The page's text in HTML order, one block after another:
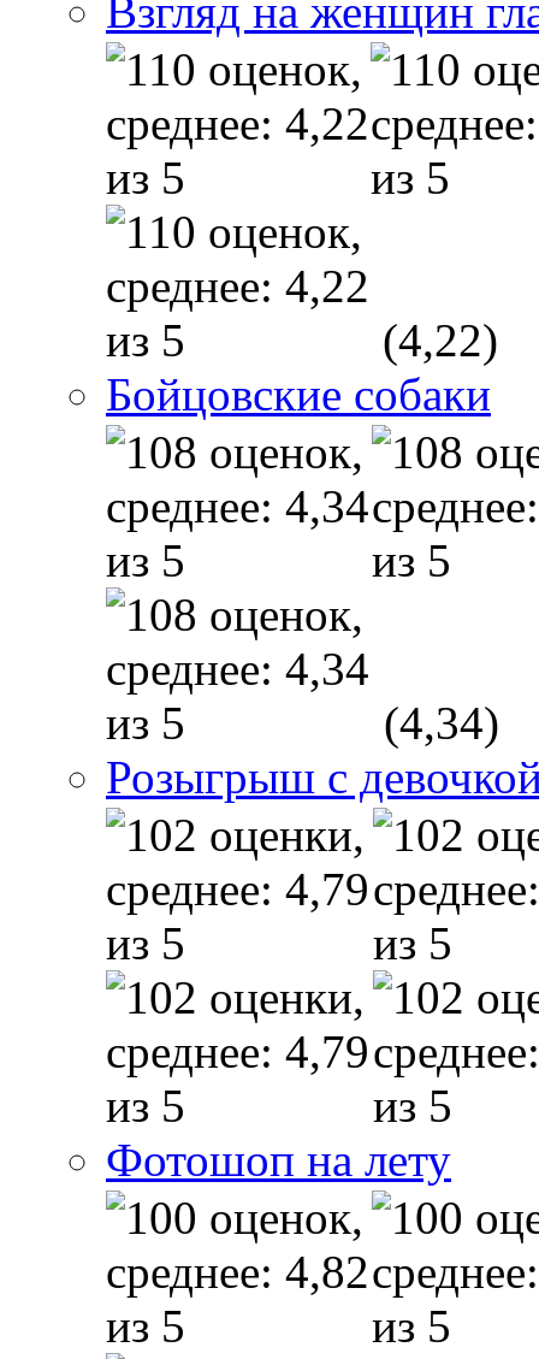
Взгляд на женщин
(4,22)
Бойцовские собаки
(4,34)
Розыгрыш с
Фотошоп на лету